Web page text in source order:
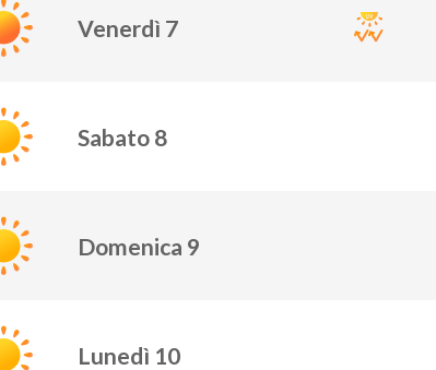
Venerdì 7
Sabato 8
Domenica 9
Lunedì 10